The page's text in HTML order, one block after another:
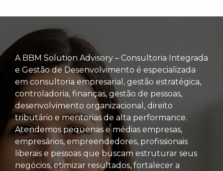
A BBM Solution Advisory – Consultoria Integrada
e Gestão de Desenvolvimento é especializada
em consultoria empresarial, gestão estratégica,
controladoria, finanças, gestão de pessoas,
desenvolvimento organizacional, direito
tributário e mentorias de alta performance.
Atendemos pequenas e médias empresas,
empresários, empreendedores, profissionais
liberais e pessoas que buscam estruturar seus
negócios, otimizar resultados, fortalecer a